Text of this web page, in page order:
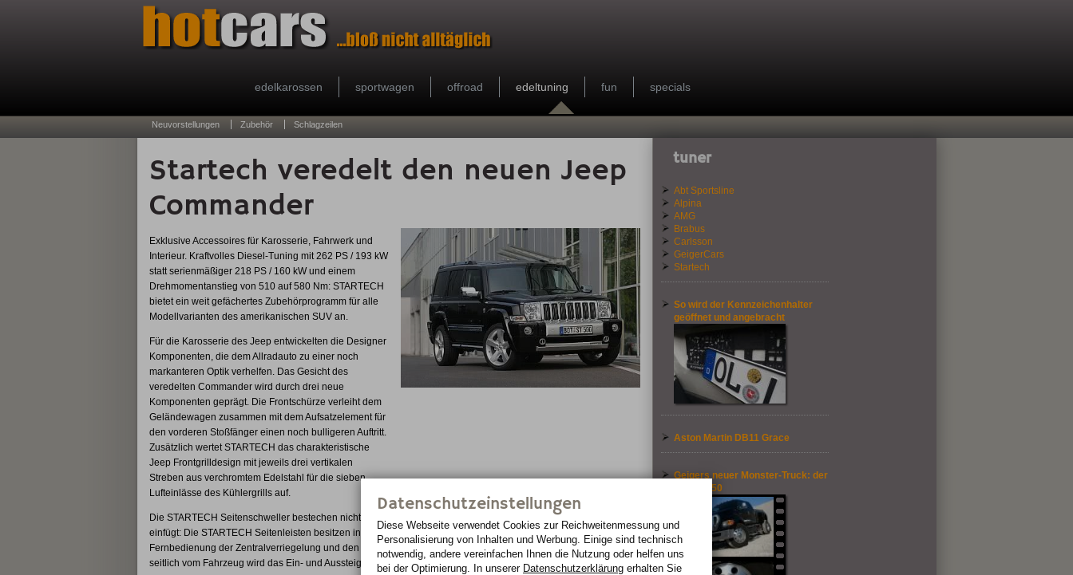
edelkarossen sportwagen offroad edeltuning fun specials
Neuvorstellungen Zubehör Schlagzeilen
Startech veredelt den neuen Jeep
Commander
Exklusive Accessoires für Karosserie, Fahrwerk und
Interieur. Kraftvolles Diesel-Tuning mit 262 PS / 193 kW
statt serienmäßiger 218 PS / 160 kW und einem
Drehmomentanstieg von 510 auf 580 Nm: STARTECH
bietet ein weit gefächertes Zubehörprogramm für alle
Modellvarianten des amerikanischen SUV an.
Für die Karosserie des Jeep entwickelten die Designer
Komponenten, die dem Allradauto zu einer noch
markanteren Optik verhelfen. Das Gesicht des
veredelten Commander wird durch drei neue
Komponenten geprägt. Die Frontschürze verleiht dem
Geländewagen zusammen mit dem Aufsatzelement für
den vorderen Stoßfänger einen noch bulligeren Auftritt.
Zusätzlich wertet STARTECH das charakteristische
Jeep Frontgrilldesign mit jeweils drei vertikalen
Streben aus verchromtem Edelstahl für die sieben
Lufteinlässe des Kühlergrills auf.
Die STARTECH Seitenschweller bestechen nicht nur durch ihr Design, das sich harmonisch ins Gesamtbild
einfügt: Die STARTECH Seitenleisten besitzen integrierte LED-Leuchten, die mit der serienmäßigen
Fernbedienung der Zentralverriegelung und den Türgriffen gekoppelt sind. Durch die Ausleuchtung des Bodens
seitlich vom Fahrzeug wird das Ein- und Aussteigen sicherer.
tuner
Abt Sportsline
Alpina
AMG
Brabus
Carlsson
GeigerCars
Startech
So wird der Kennzeichenhalter
geöffnet und angebracht
Aston Martin DB11 Grace
Geigers neuer Monster-Truck: der
Ford F-650
Datenschutzeinstellungen
Diese Webseite verwendet Cookies zur Reichweiten­messung und
Personalisierung von Inhalten und Werbung. Einige sind technisch
notwendig, andere vereinfachen Ihnen die Nutzung oder helfen uns
bei der Optimierung. In unserer Datenschutzerklärung erhalten Sie